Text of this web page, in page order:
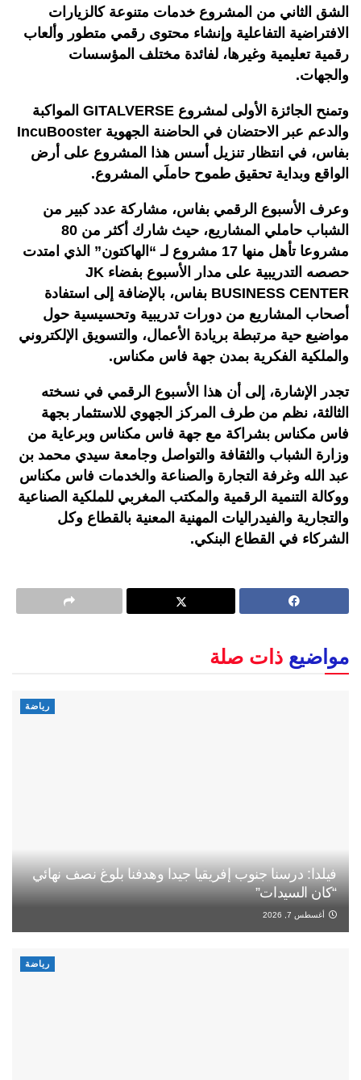
الشق الثاني من المشروع خدمات متنوعة كالزيارات
الافتراضية التفاعلية وإنشاء محتوى رقمي متطور وألعاب
رقمية تعليمية وغيرها، لفائدة مختلف المؤسسات
والجهات.
وتمنح الجائزة الأولى لمشروع GITALVERSE المواكبة
والدعم عبر الاحتضان في الحاضنة الجهوية IncuBooster
بفاس، في انتظار تنزيل أسس هذا المشروع على أرض
الواقع وبداية تحقيق طموح حاملَي المشروع.
وعرف الأسبوع الرقمي بفاس، مشاركة عدد كبير من
الشباب حاملي المشاريع، حيث شارك أكثر من 80
مشروعا تأهل منها 17 مشروع لـ “الهاكتون” الذي امتدت
حصصه التدريبية على مدار الأسبوع بفضاء JK
BUSINESS CENTER بفاس، بالإضافة إلى استفادة
أصحاب المشاريع من دورات تدريبية وتحسيسية حول
مواضيع حية مرتبطة بريادة الأعمال، والتسويق الإلكتروني
والملكية الفكرية بمدن جهة فاس مكناس.
تجدر الإشارة، إلى أن هذا الأسبوع الرقمي في نسخته
الثالثة، نظم من طرف المركز الجهوي للاستثمار بجهة
فاس مكناس بشراكة مع جهة فاس مكناس وبرعاية من
وزارة الشباب والثقافة والتواصل وجامعة سيدي محمد بن
عبد الله وغرفة التجارة والصناعة والخدمات فاس مكناس
ووكالة التنمية الرقمية والمكتب المغربي للملكية الصناعية
والتجارية والفيدراليات المهنية المعنية بالقطاع وكل
الشركاء في القطاع البنكي.
مواضيع ذات صلة
رياضة
فيلدا: درسنا جنوب إفريقيا جيدا وهدفنا بلوغ نصف نهائي
“كان السيدات”
أغسطس 7, 2026
رياضة